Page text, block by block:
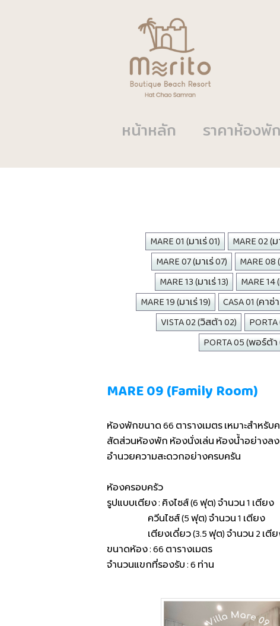
หน้าหลัก ราคาห้องพัก
MARE 01 (มาเร่ 01) MARE 02 (
MARE 07 (มาเร่ 07)
MARE 08
MARE 13 (มาเร่ 13)
MARE 14
MARE 19 (มาเร่ 19)
CASA 01 (คาซ่
VISTA 02 (วิสต้า 02)
PORTA 05 (พอร์ต้า
MARE 09 (Family Room)
ห้องพักขนาด 66 ตารางเมตร เหมาะสำหรั
สัดส่วนห้องพัก ห้องนั่งเล่น ห้องน้ำอย่างล
อำนวยความสะดวกอย่างครบครัน
ห้องครอบครัว
รูปแบบเตียง : คิงไซส์ (6 ฟุต) จำนวน 1 เตียง
ควีนไซส์ (5 ฟุต) จำนวน 1 เตียง
เตียงเดี่ยว (3.5 ฟุต) จำนวน 2 เตี
ขนาดห้อง : 66 ตารางเมตร
จำนวนแขกที่รองรับ : 6 ท่าน